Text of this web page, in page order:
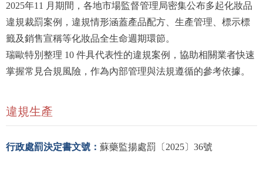
2025年11 月期間，各地市場監督管理局密集公布多起化妝品
違規裁罰案例，違規情形涵蓋產品配方、生產管理、標示標
籤及銷售宣稱等化妝品全生命週期環節。
瑞歐特別整理 10 件具代表性的違規案例，協助相關業者快速
掌握常見合規風險，作為內部管理與法規遵循的參考依據。
違規生產
行政處罰決定書文號： 蘇藥監揚處罰〔2025〕36號